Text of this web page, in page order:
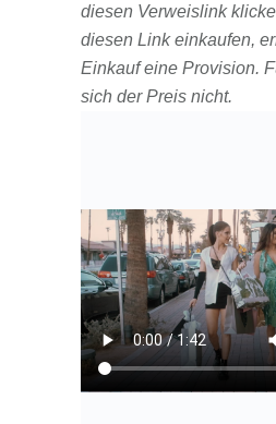
diesen Verweislink
diesen Link einkaufen,
Einkauf eine Provision.
sich der Preis nicht.